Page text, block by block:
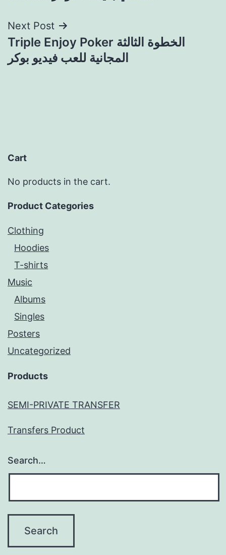
Next Post
Triple Enjoy Poker الخطوة الثالثة
المجانية للعب فيديو بوكر
Cart
No products in the cart.
Product Categories
Clothing
Hoodies
T-shirts
Music
Albums
Singles
Posters
Uncategorized
Products
SEMI-PRIVATE TRANSFER
Transfers Product
Search…